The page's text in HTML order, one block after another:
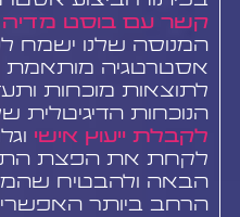
קשר עם בוסט מדיה
המנוסה שלנו ישמח
אסטרטגיה מותאמת
לתוצאות מוכחות
הנוכחות הדיגיטלית
לקבלת ייעוץ אישי
לקחת את הפצת
הבאה ולהבטיח
הרחב ביותר